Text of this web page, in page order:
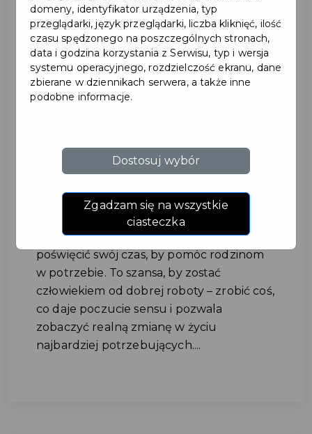
lokalnych wolontariuszy
#POMOC
Szlachetna Paczka szuka osób gotowych
poświęcić swój czas, by pomóc rodzinom
w potrzebie. To szansa, by zostać
człowiekiem od dobrej roboty – zrobić coś,
co daje poczucie sensu i pozwala
zobaczyć realną zmianę w życiu
najbardziej potrzebujących....
domeny, identyfikator urządzenia, typ
przeglądarki, język przeglądarki, liczba kliknięć, ilość
czasu spędzonego na poszczególnych stronach,
data i godzina korzystania z Serwisu, typ i wersja
systemu operacyjnego, rozdzielczość ekranu, dane
zbierane w dziennikach serwera, a także inne
podobne informacje.
Dostosuj wybór
Zgadzam się na wszystkie
ciasteczka